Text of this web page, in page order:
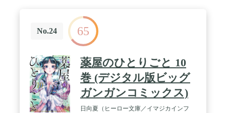
No.24 65
薬屋のひとりごと 10
巻 (デジタル版ビッグ
ガンガンコミックス)
日向夏（ヒーロー文庫／イマジカインフ